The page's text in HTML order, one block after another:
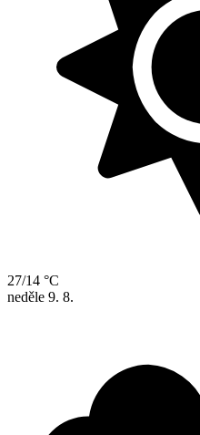
27/14 °C
neděle 9. 8.